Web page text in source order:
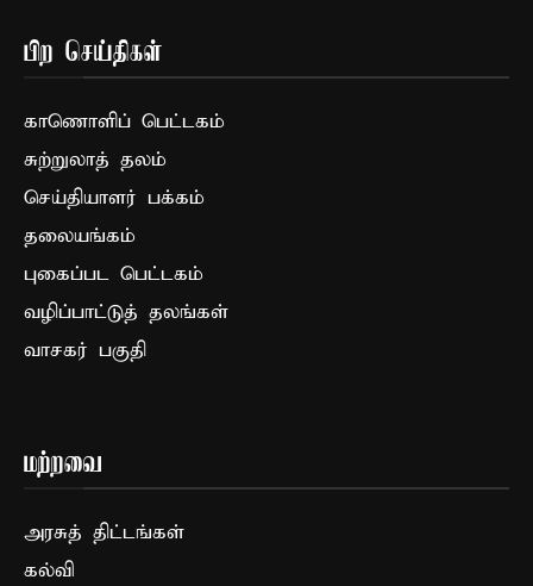
பிற செய்திகள்
காணொளிப் பெட்டகம்
சுற்றுலாத் தலம்
செய்தியாளர் பக்கம்
தலையங்கம்
புகைப்பட பெட்டகம்
வழிப்பாட்டுத் தலங்கள்
வாசகர் பகுதி
மற்றவை
அரசுத் திட்டங்கள்
கல்வி